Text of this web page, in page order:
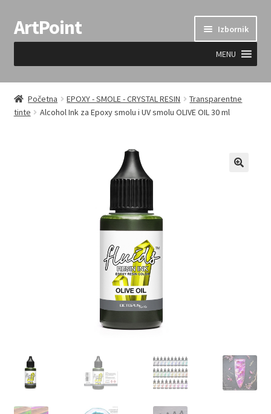
Preskoči
na
Skoči
do
ArtPoint Izbornik
MENU
Uvjeti prodaje
Početna EPOXY - SMOLE - CRYSTAL RESIN
Transparentne
tinte
Alcohol Ink za Epoxy smolu i UV smolu OLIVE OIL 30 ml